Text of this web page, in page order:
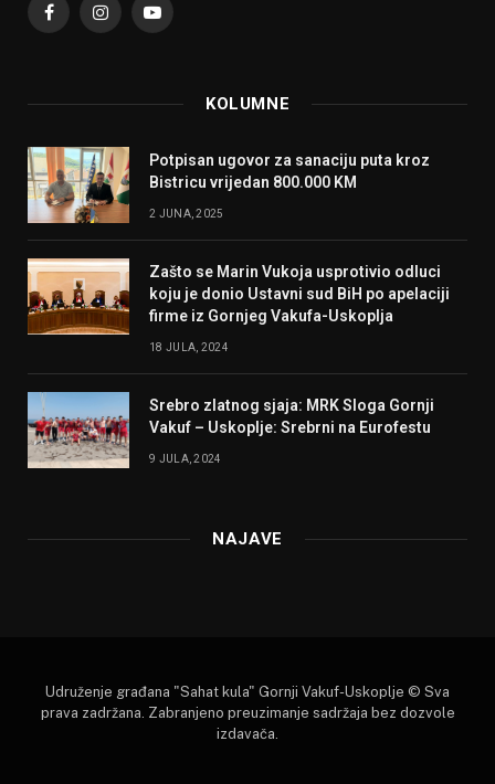
FacebookInstagramYouTube
KOLUMNE
Potpisan ugovor za sanaciju puta kroz
Bistricu vrijedan 800.000 KM
2 JUNA, 2025
Zašto se Marin Vukoja usprotivio odluci
koju je donio Ustavni sud BiH po apelaciji
firme iz Gornjeg Vakufa-Uskoplja
18 JULA, 2024
Srebro zlatnog sjaja: MRK Sloga Gornji
Vakuf – Uskoplje: Srebrni na Eurofestu
9 JULA, 2024
NAJAVE
Udruženje građana "Sahat kula" Gornji Vakuf-Uskoplje © Sva
prava zadržana. Zabranjeno preuzimanje sadržaja bez dozvole
izdavača.